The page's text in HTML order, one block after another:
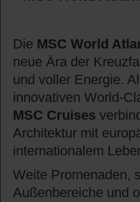
Die MSC World
neue Ära der
und voller Energie.
innovativen World-
MSC Cruises
Architektur mit
internationalem
Weite Promenaden,
Außenbereiche und